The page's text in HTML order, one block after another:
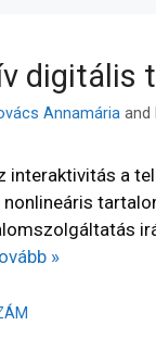
digitális
Annamária and
interaktivitás a
nonlineáris
»